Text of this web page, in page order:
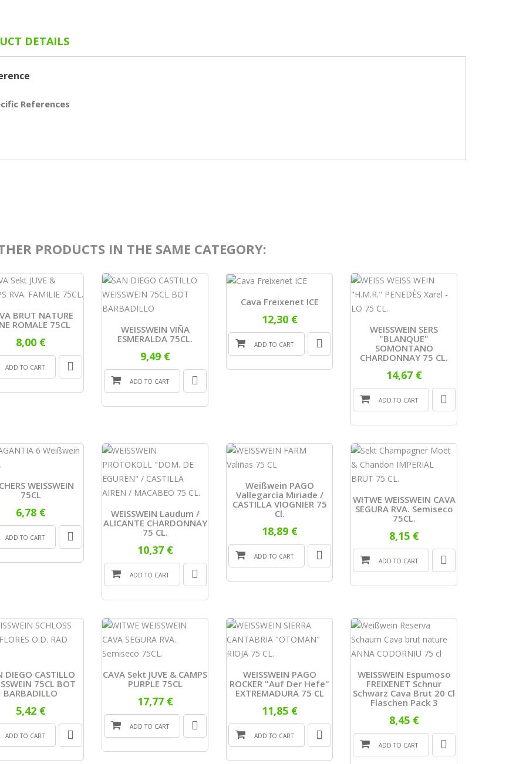
DETAILS
References
PRODUCTS IN THE SAME CATEGORY:
BRUT NATURE
ROMALE 75CL
8,00 €
ADD TO CART
WEISSWEIN VIÑA
ESMERALDA 75CL.
9,49 €
ADD TO CART
Cava Freixenet ICE
12,30 €
ADD TO CART
WEISSWEIN SERS
"BLANQUE"
SOMONTANO
CHARDONNAY 75 CL.
14,67 €
ADD TO CART
WEISSWEIN
75CL
6,78 €
ADD TO CART
WEISSWEIN Laudum /
ALICANTE CHARDONNAY
75 CL.
10,37 €
ADD TO CART
Weißwein PAGO
Vallegarcía Miriade /
CASTILLA VIOGNIER 75
Cl.
18,89 €
ADD TO CART
WITWE WEISSWEIN CAVA
SEGURA RVA. Semiseco
75CL.
8,15 €
ADD TO CART
DIEGO CASTILLO
75CL BOT
BARBADILLO
5,42 €
ADD TO CART
CAVA Sekt JUVE & CAMPS
PURPLE 75CL
17,77 €
ADD TO CART
WEISSWEIN PAGO
ROCKER "auf Der Hefe"
EXTREMADURA 75 CL
11,85 €
ADD TO CART
WEISSWEIN Espumoso
FREIXENET Schnur
Schwarz Cava Brut 20 Cl
Flaschen Pack 3
8,45 €
ADD TO CART